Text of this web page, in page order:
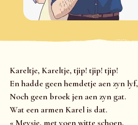
Kareltje, Kareltje, tjip! tjip! tjip!
En hadde geen hemdetje aen zyn lyf,
Noch geen broek jen aen zyn gat.
Wat een armen Karel is dat.
« Meysje, met yoen witte schoen,